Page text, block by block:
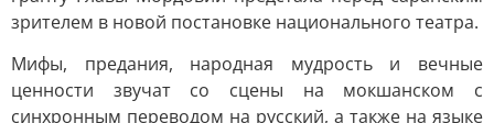
зрителем в новой постановке национального театра.
Мифы, предания, народная мудрость и вечные
ценности звучат со сцены на мокшанском с
синхронным переводом на русский, а также на языке